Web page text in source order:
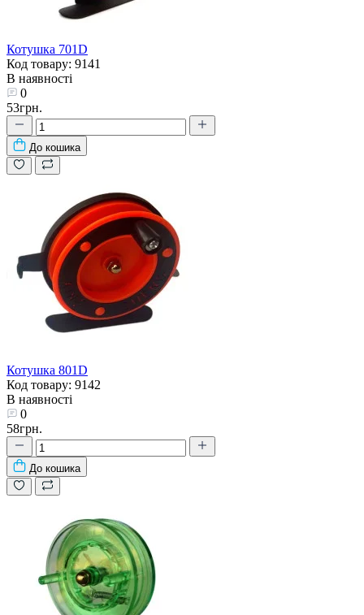
Котушка 701D
Код товару: 9141
В наявності
0
53грн.
До кошика
Котушка 801D
Код товару: 9142
В наявності
0
58грн.
До кошика